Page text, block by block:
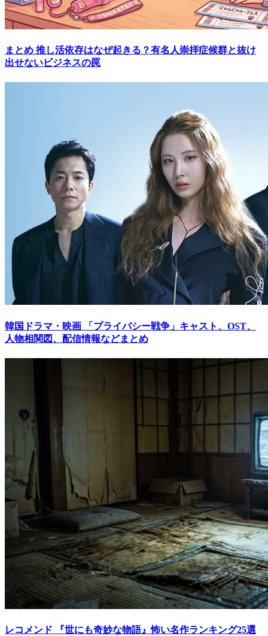
まとめ 推し活依存はなぜ起きる？有名人崇拝症候群と抜け
出せないビジネスの罠
韓国ドラマ・映画 「プライバシー戦争」キャスト、OST、
人物相関図、配信情報などまとめ
レコメンド 『世にも奇妙な物語』怖い名作ランキング25選